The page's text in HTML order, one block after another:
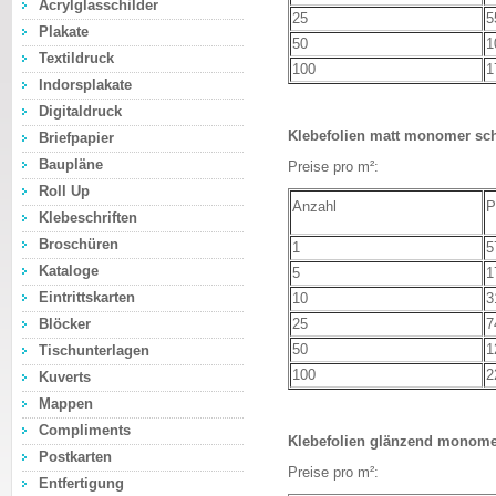
Acrylglasschilder
Plakate
Textildruck
Indorsplakate
Digitaldruck
Briefpapier
Baupläne
Roll Up
Klebeschriften
Broschüren
Kataloge
Eintrittskarten
Blöcker
Tischunterlagen
Kuverts
Mappen
Compliments
Postkarten
Entfertigung
25
50
100
Klebefolien matt monomer
Preise pro m²:
Anzahl
1
5
10
25
50
100
Klebefolien glänzend
Preise pro m²: